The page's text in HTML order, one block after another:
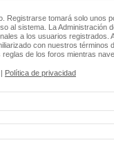
Registrarse tomará solo unos
al sistema. La Administración
a los usuarios registrados.
con nuestros términos
de los foros mientras
| Política de privacidad